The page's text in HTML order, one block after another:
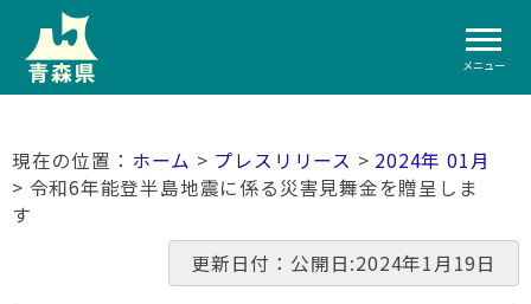
メニュー
ホーム > プレスリリース > 2024年 01月
> 令和6年能登半島地震に係る災害見舞金を贈呈しま
す
更新日付：公開日:2024年1月19日